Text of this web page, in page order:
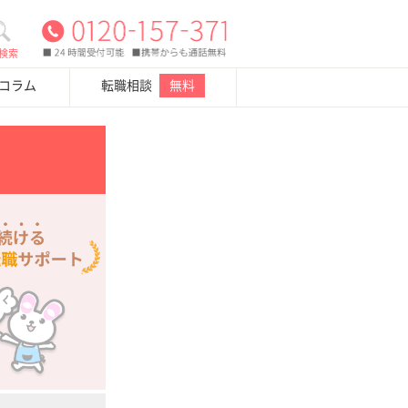
索
ラム 転職相談 無料